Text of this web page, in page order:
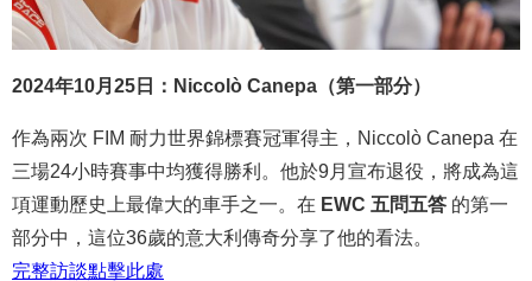
2024年10月25日：Niccolò Canepa（第一部分）
作為兩次 FIM 耐力世界錦標賽冠軍得主，Niccolò Canepa 在
三場24小時賽事中均獲得勝利。他於9月宣布退役，將成為這
項運動歷史上最偉大的車手之一。在 EWC 五問五答 的第一
部分中，這位36歲的意大利傳奇分享了他的看法。
完整訪談點擊此處